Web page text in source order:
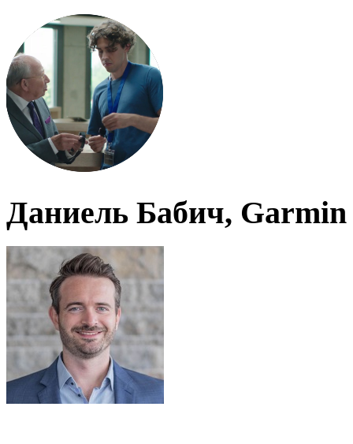
Даниель Бабич, Garmin